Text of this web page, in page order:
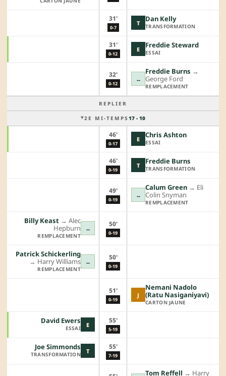
31'
0-7
T Dan Kelly
TRANSFORMATION
31'
0-12
E Freddie Steward
ESSAI
32'
0-12
↔
Freddie Burns →︎
George Ford
REMPLACEMENT
REPLIER
2E MI-TEMPS 17 - 10
46'
0-17
E Chris Ashton
ESSAI
46'
0-19
T Freddie Burns
TRANSFORMATION
49'
0-19
↔
Calum Green →︎ Eli
Colin Snyman
REMPLACEMENT
↔
Billy Keast →︎ Alec
Hepburn
REMPLACEMENT
50'
0-19
↔
Patrick Schickerling
→︎ Harry Williams
REMPLACEMENT
50'
0-19
51'
0-19
J
Nemani Nadolo
(Ratu Nasiganiyavi)
CARTON JAUNE
E
David Ewers
ESSAI
55'
5-19
T
Joe Simmonds
TRANSFORMATION
55'
7-19
Tom Reffell →︎ Harry